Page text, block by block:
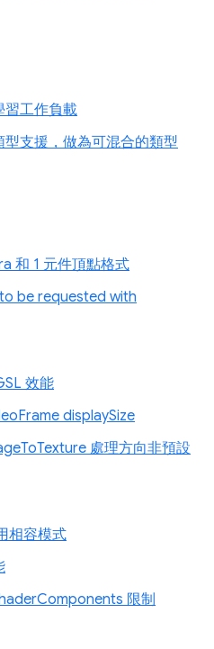
習工作負載
支援，做為可混合的類型
和 1 元件頂點格式
be requested with
效能
displaySize
處理方向非預設
相容模式
限制